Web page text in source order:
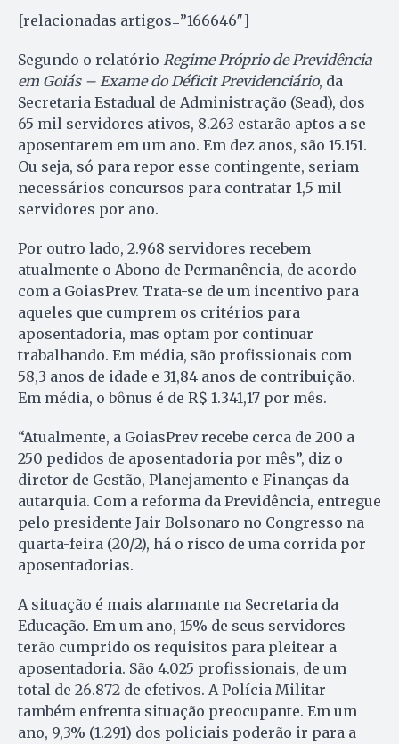
[relacionadas artigos=”166646″]
Segundo o relatório Regime Próprio de Previdência
em Goiás – Exame do Déficit Previdenciário, da
Secretaria Estadual de Administração (Sead), dos
65 mil servidores ativos, 8.263 estarão aptos a se
aposentarem em um ano. Em dez anos, são 15.151.
Ou seja, só para repor esse contingente, seriam
necessários concursos para contratar 1,5 mil
servidores por ano.
Por outro lado, 2.968 servidores recebem
atualmente o Abono de Permanência, de acordo
com a GoiasPrev. Trata-se de um incentivo para
aqueles que cumprem os critérios para
aposentadoria, mas optam por continuar
trabalhando. Em média, são profissionais com
58,3 anos de idade e 31,84 anos de contribuição.
Em média, o bônus é de R$ 1.341,17 por mês.
“Atualmente, a GoiasPrev recebe cerca de 200 a
250 pedidos de aposentadoria por mês”, diz o
diretor de Gestão, Planejamento e Finanças da
autarquia. Com a reforma da Previdência, entregue
pelo presidente Jair Bolsonaro no Congresso na
quarta-feira (20/2), há o risco de uma corrida por
aposentadorias.
A situação é mais alarmante na Secretaria da
Educação. Em um ano, 15% de seus servidores
terão cumprido os requisitos para pleitear a
aposentadoria. São 4.025 profissionais, de um
total de 26.872 de efetivos. A Polícia Militar
também enfrenta situação preocupante. Em um
ano, 9,3% (1.291) dos policiais poderão ir para a